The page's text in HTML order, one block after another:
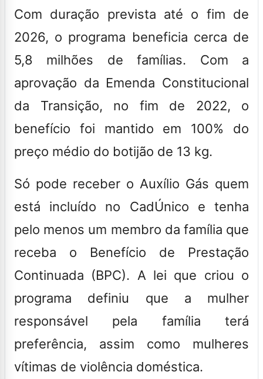
Com duração prevista até o fim de
2026, o programa beneficia cerca de
5,8 milhões de famílias. Com a
aprovação da Emenda Constitucional
da Transição, no fim de 2022, o
benefício foi mantido em 100% do
preço médio do botijão de 13 kg.
Só pode receber o Auxílio Gás quem
está incluído no CadÚnico e tenha
pelo menos um membro da família que
receba o Benefício de Prestação
Continuada (BPC). A lei que criou o
programa definiu que a mulher
responsável pela família terá
preferência, assim como mulheres
vítimas de violência doméstica.